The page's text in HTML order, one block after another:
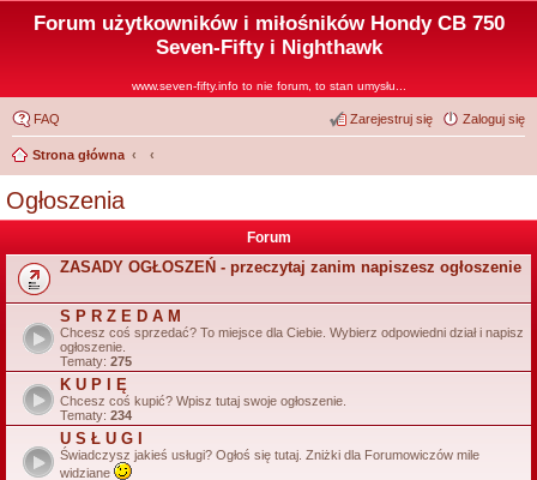
Forum użytkowników i miłośników Hondy CB 750
Seven-Fifty i Nighthawk
www.seven-fifty.info to nie forum, to stan umysłu...
FAQ Zaloguj się
Zarejestruj się
Strona główna
Ogłoszenia
Forum
ZASADY OGŁOSZEŃ - przeczytaj zanim napiszesz ogłoszenie
S P R Z E D A M
Chcesz coś sprzedać? To miejsce dla Ciebie. Wybierz odpowiedni dział i napisz
ogłoszenie.
Tematy: 275
K U P I Ę
Chcesz coś kupić? Wpisz tutaj swoje ogłoszenie.
Tematy: 234
U S Ł U G I
Świadczysz jakieś usługi? Ogłoś się tutaj. Zniżki dla Forumowiczów mile
widziane